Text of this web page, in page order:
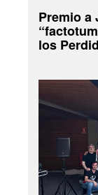
Premio a
los